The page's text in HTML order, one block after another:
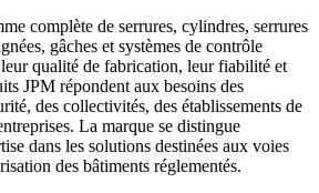
complète de serrures, cylindres, serrures
gâches et systèmes de contrôle
qualité de fabrication, leur fiabilité et
JPM répondent aux besoins des
des collectivités, des établissements de
La marque se distingue
dans les solutions destinées aux voies
des bâtiments réglementés.